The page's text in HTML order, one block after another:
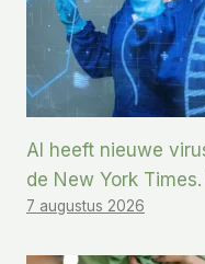
AI heeft nieuwe
de New York
7 augustus 2026